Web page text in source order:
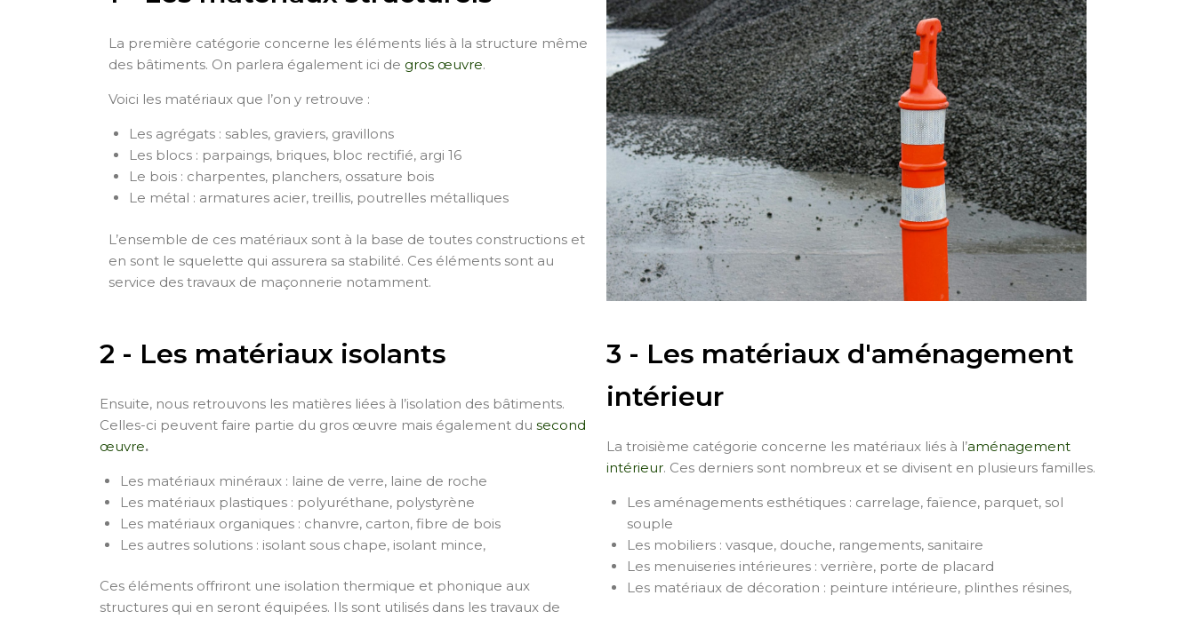
La première catégorie concerne les éléments liés à la structure même
des bâtiments. On parlera également ici de gros œuvre.
Voici les matériaux que l’on y retrouve :
Les agrégats : sables, graviers, gravillons
Les blocs : parpaings, briques, bloc rectifié, argi 16
Le bois : charpentes, planchers, ossature bois
Le métal : armatures acier, treillis, poutrelles métalliques
L’ensemble de ces matériaux sont à la base de toutes constructions et
en sont le squelette qui assurera sa stabilité. Ces éléments sont au
service des travaux de maçonnerie notamment.
2 - Les matériaux isolants
Ensuite, nous retrouvons les matières liées à l’isolation des bâtiments.
Celles-ci peuvent faire partie du gros œuvre mais également du second
œuvre.
Les matériaux minéraux : laine de verre, laine de roche
Les matériaux plastiques : polyuréthane, polystyrène
Les matériaux organiques : chanvre, carton, fibre de bois
Les autres solutions : isolant sous chape, isolant mince,
Ces éléments offriront une isolation thermique et phonique aux
structures qui en seront équipées. Ils sont utilisés dans les travaux de
3 - Les matériaux d'aménagement
intérieur
La troisième catégorie concerne les matériaux liés à l’aménagement
intérieur. Ces derniers sont nombreux et se divisent en plusieurs familles.
Les aménagements esthétiques : carrelage, faïence, parquet, sol
souple
Les mobiliers : vasque, douche, rangements, sanitaire
Les menuiseries intérieures : verrière, porte de placard
Les matériaux de décoration : peinture intérieure, plinthes résines,